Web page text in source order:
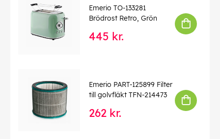
Emerio TO-133281
Brödrost Retro, Grön
445 kr.
Emerio PART-125899 Filter
till golvfläkt TFN-214473
262 kr.